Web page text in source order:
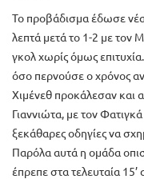
Το προβάδισμα έδωσε
λεπτά μετά το 1-2 με τον
γκολ χωρίς όμως
όσο περνούσε ο χρόνος
Χιμένεθ προκάλεσαν και
Γιαννιώτα, με τον
ξεκάθαρες οδηγίες να
Παρόλα αυτά η ομάδα
έπρεπε στα τελευταία